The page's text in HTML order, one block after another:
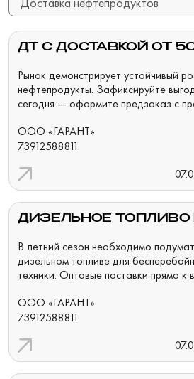
ДТ С ДОСТАВКОЙ ОТ
Рынок демонстрирует устойчивый
нефтепродукты. Зафиксируйте
сегодня — оформите предзаказ с
ООО «ГАРАНТ»
73912588811
ДИЗЕЛЬНОЕ ТОПЛИВО
В летний сезон необходимо
дизельном топливе для
техники. Оптовые поставки прямо к
ООО «ГАРАНТ»
73912588811